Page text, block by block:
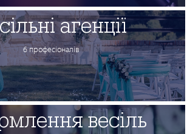
агенції
6 професіоналів
весіль